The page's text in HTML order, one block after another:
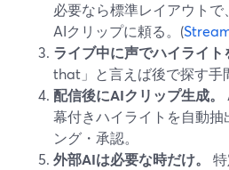
必要なら標準レイアウト
AIクリップに頼る。(
ライブ中に声でハイライト
that」と言えば後で探す手
配信後にAIクリップ生成。
幕付きハイライトを自動抽
ング・承認。
外部AIは必要な時だけ。